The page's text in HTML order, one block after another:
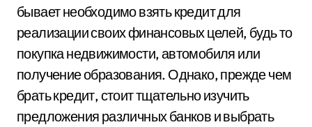
бывает необходимо взять кредит для
реализации своих финансовых целей, будь то
покупка недвижимости, автомобиля или
получение образования. Однако, прежде чем
брать кредит, стоит тщательно изучить
предложения различных банков и выбрать